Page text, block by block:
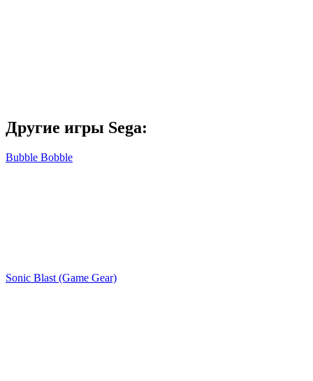
Другие игры Sega:
Bubble Bobble
Sonic Blast (Game Gear)